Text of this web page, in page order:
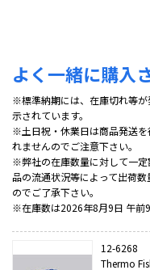
よく一緒に購入
※標準納期には、在庫切れ等
示されています。
※土日祝・休業日は商品発送
れませんのでご注意下さい。
※弊社の在庫数量に対して一
品の流通状況等によって出荷
のでご了承下さい。
※在庫数は2026年8月9日 午前
12-6268
Thermo